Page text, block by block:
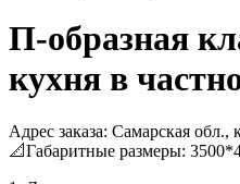
П-образная
кухня в
Адрес заказа: Самарская обл.,
📐Габаритные размеры: